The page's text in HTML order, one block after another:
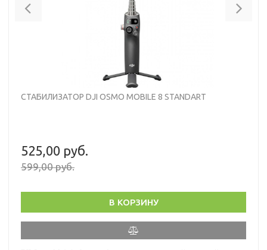
СТАБИЛИЗАТОР DJI OSMO MOBILE 8 STANDART
525,00 руб.
599,00 руб.
В КОРЗИНУ